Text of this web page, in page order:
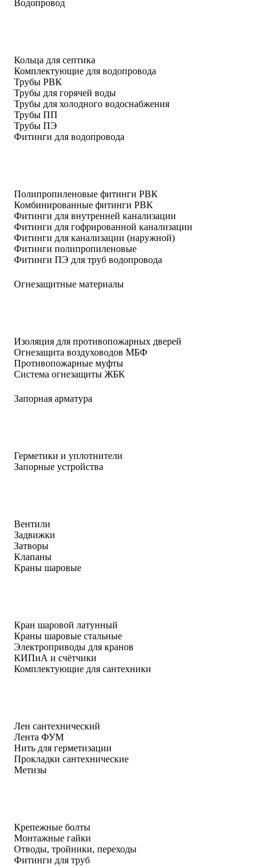
Водопровод
Кольца для септика
Комплектующие для водопровода
Трубы РВК
Трубы для горячей воды
Трубы для холодного водоснабжения
Трубы ПП
Трубы ПЭ
Фитинги для водопровода
Полипропиленовые фитинги РВК
Комбинированные фитинги РВК
Фитинги для внутренней канализации
Фитинги для гофрированной канализации
Фитинги для канализации (наружной)
Фитинги полипропиленовые
Фитинги ПЭ для труб водопровода
Огнезащитные материалы
Изоляция для противопожарных дверей
Огнезащита воздуховодов МБФ
Противопожарные муфты
Система огнезащиты ЖБК
Запорная арматура
Герметики и уплотнители
Запорные устройства
Вентили
Задвижки
Затворы
Клапаны
Краны шаровые
Кран шаровой латунный
Краны шаровые стальные
Электроприводы для кранов
КИПиА и счётчики
Комплектующие для сантехники
Лен сантехнический
Лента ФУМ
Нить для герметизации
Прокладки сантехнические
Метизы
Крепежные болты
Монтажные гайки
Отводы, тройники, переходы
Фитинги для труб